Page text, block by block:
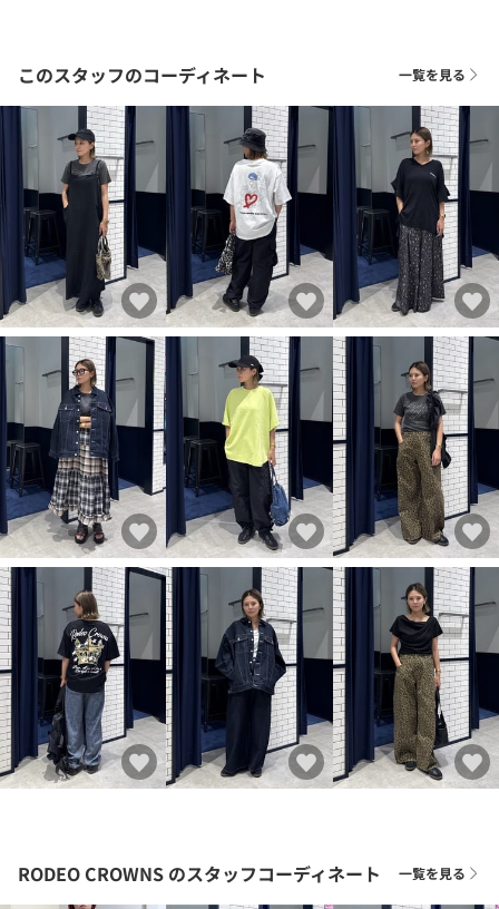
このスタッフのコーディネート 一覧を見る
RODEO CROWNS のスタッフコーディネート 一覧を見る